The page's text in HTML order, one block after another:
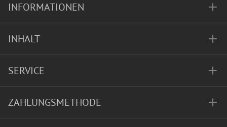
INFORMATIONEN
INHALT
SERVICE
ZAHLUNGSMETHODE